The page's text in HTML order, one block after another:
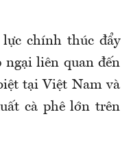
chính thúc đẩy
ngại liên quan đến
tại Việt Nam và
cà phê lớn trên